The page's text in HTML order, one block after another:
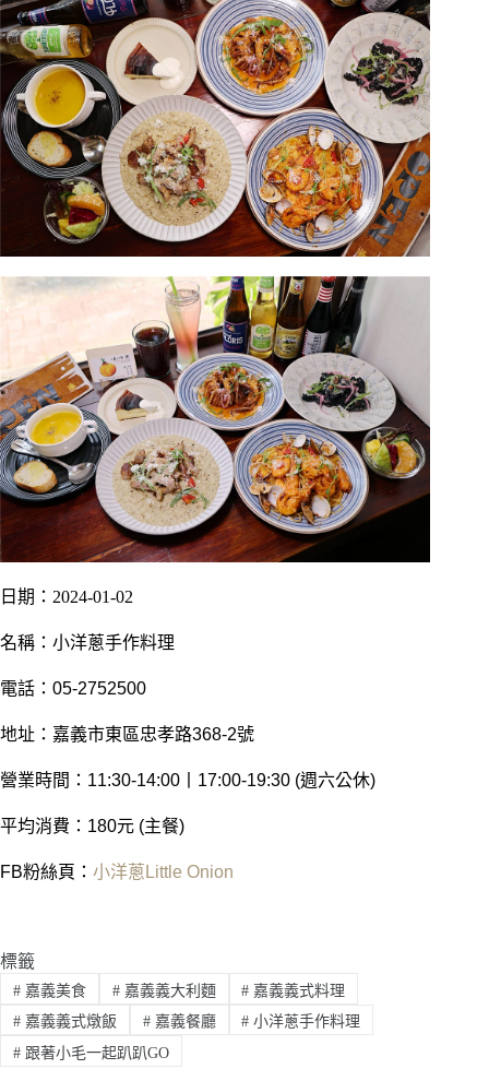
日期：2024-01-02
名稱：小洋蔥手作料理
電話：05-2752500
地址：嘉義市東區忠孝路368-2號
營業時間：11:30-14:00丨17:00-19:30 (週六公休)
平均消費：180元 (主餐)
FB粉絲頁： 小洋蔥Little Onion
標籤
#嘉義美食 #嘉義義大利麵 # 嘉義義式料理
#嘉義義式燉飯 #嘉義餐廳 # 小洋蔥手作料理
#跟著小毛一起趴趴GO